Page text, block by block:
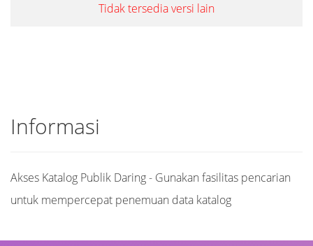
Tidak tersedia versi lain
Informasi
Akses Katalog Publik Daring - Gunakan fasilitas pencarian
untuk mempercepat penemuan data katalog